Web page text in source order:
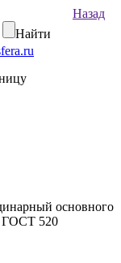
Назад
Найти
основного
ГОСТ 520